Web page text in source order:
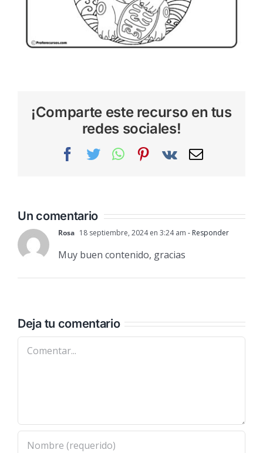
¡Comparte este recurso en tus
redes sociales!
Facebook
TwitterWhatsAppPinterest
Vk
Correo
Un comentario
Rosa 18 septiembre, 2024 en 3:24 am - Responder
Muy buen contenido, gracias
Deja tu comentario
Comentar